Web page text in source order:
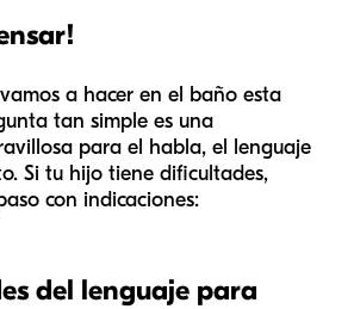
a hacer en el baño esta
tan simple es una
para el habla, el lenguaje
Si tu hijo tiene dificultades,
con indicaciones:
del lenguaje para